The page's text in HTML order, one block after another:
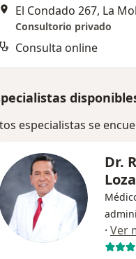
El Condado 267, La
Consultorio privado
Consulta online
especialistas se
Dr.
· Ver